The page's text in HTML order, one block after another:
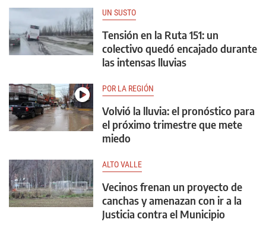
UN SUSTO
Tensión en la Ruta 151: un
colectivo quedó encajado durante
las intensas lluvias
POR LA REGIÓN
Volvió la lluvia: el pronóstico para
el próximo trimestre que mete
miedo
ALTO VALLE
Vecinos frenan un proyecto de
canchas y amenazan con ir a la
Justicia contra el Municipio